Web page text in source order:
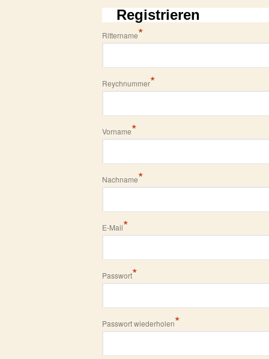
Registrieren
Rittername*
Reychnummer*
Vorname*
Nachname*
E-Mail*
Passwort*
Passwort wiederholen*